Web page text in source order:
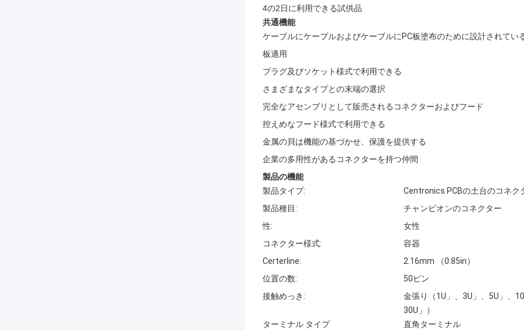
4の2日に利用できる試供品
共通機能
ケーブルにケーブルおよびケーブルにPC板塗布のために設計されてい
板適用
プラグ及びソケット様式で利用できる
さまざまなタイプとの末端の選択
完全なアセンブリとして販売されるコネクターおよびフード
控えめなフード様式で利用できる
金属の貝は機能の基づかせ、保護を提供する
企業の多用性があるコネクターを持つ仲間
製品の機能
製品タイプ:
Centronics PCBの土台のコネク
製品種目:
チャンピオンのコネクター
性:
女性
コネクター様式:
容器
Certerline:
2.16mm （0.85in）
位置の数:
50ピン
接触めっき:
金張り（1U」、3U」、5U」、
30U」）
ターミナル タイプ
直角ターミナル